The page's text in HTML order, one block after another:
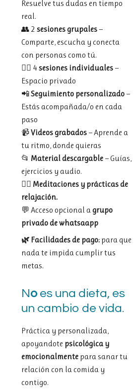
Resuelve tus dudas en tiempo
real.
👥 2 sesionesgrupales—
Comparte,escucha y conecta
con personas como tú.
🧑‍⚕️ 4sesiones individuales —
Espacio privado
📲Seguimiento personalizado—
Estás acompañada/o en cada
paso
📹Videosgrabados—Aprende a
tu ritmo,donde quieras
📂 Materialdescargable—Guías,
ejercicios y audio.
🧘‍♀️ Meditaciones y prácticas de
relajación.
💬 Acceso opcional a grupo
privado dewhatsaapp
🌿 Facilidades de pago: para que
nada te impida cumplir tus
metas.
N o es una dieta, es
un cambio de vida.
Práctica y personalizada,
apoyandote psicológica y
emocionalmente para sanartu
relación con la comida y
contigo.